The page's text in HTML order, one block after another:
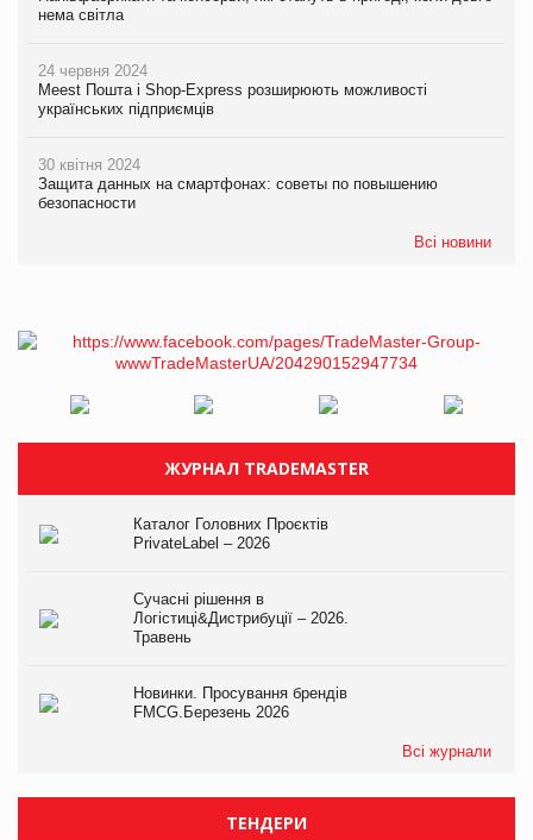
нема світла
24 червня 2024
Meest Пошта і Shop-Express розширюють можливості
українських підприємців
30 квітня 2024
Защита данных на смартфонах: советы по повышению
безопасности
Всі новини
ЖУРНАЛ TRADEMASTER
Каталог Головних Проєктів
PrivateLabel – 2026
Сучасні рішення в
Логістиці&Дистрибуції – 2026.
Травень
Новинки. Просування брендів
FMCG.Березень 2026
Всі журнали
ТЕНДЕРИ